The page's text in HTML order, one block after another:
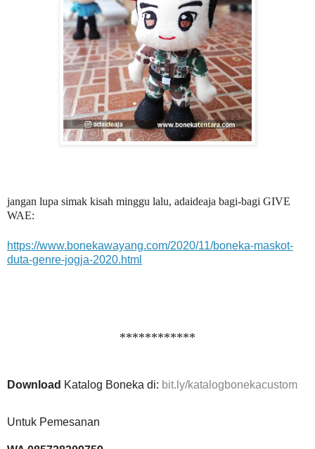
jangan lupa simak kisah minggu lalu, adaideaja bagi-bagi GIVE
WAE:
https://www.bonekawayang.com/2020/11/boneka-maskot-
duta-genre-jogja-2020.html
************
Download Katalog Boneka di: bit.ly/katalogbonekacustom
Untuk Pemesanan